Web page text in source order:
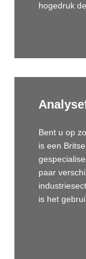
hogedruk
Bent u op
is een
paar
is het